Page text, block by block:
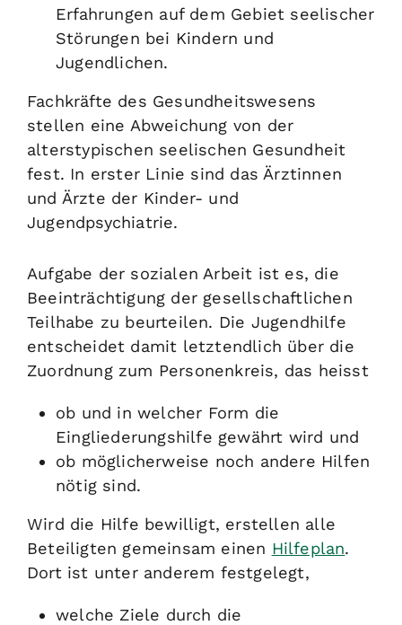
Erfahrungen auf dem Gebiet seelischer
Störungen bei Kindern und
Jugendlichen.
Fachkräfte des Gesundheitswesens
stellen eine Abweichung von der
alterstypischen seelischen Gesundheit
fest. In erster Linie sind das Ärztinnen
und Ärzte der Kinder- und
Jugendpsychiatrie.
Aufgabe der sozialen Arbeit ist es, die
Beeinträchtigung der gesellschaftlichen
Teilhabe zu beurteilen. Die Jugendhilfe
entscheidet damit letztendlich über die
Zuordnung zum Personenkreis, das heisst
ob und in welcher Form die
Eingliederungshilfe gewährt wird und
ob möglicherweise noch andere Hilfen
nötig sind.
Wird die Hilfe bewilligt, erstellen alle
Beteiligten gemeinsam einen Hilfeplan.
Dort ist unter anderem festgelegt,
welche Ziele durch die